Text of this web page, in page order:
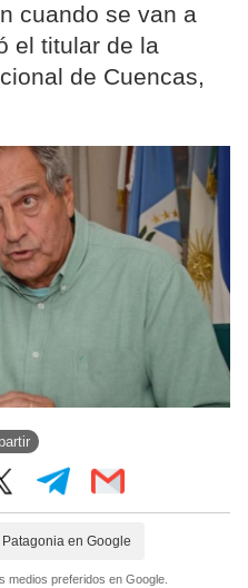
cuando se van a
el titular de la
de Cuencas,
en Google
medios preferidos en Google.